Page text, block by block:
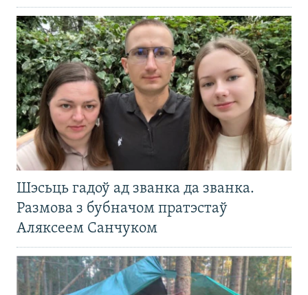
Шэсьць гадоў ад званка да званка.
Размова з бубначом пратэстаў
Аляксеем Санчуком